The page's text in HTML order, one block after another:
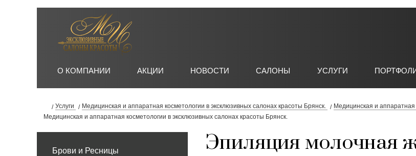
О КОМПАНИИ АКЦИИ НОВОСТИ САЛОНЫ УСЛУГИ
Услуги Медицинская и аппаратная косметологии в эксклюзивных салонах красоты Брянск.
Медицинская и аппаратная
Медицинская и аппаратная косметологии в эксклюзивных салонах красоты Брянск.
Брови и Ресницы
Эпиляция молочная